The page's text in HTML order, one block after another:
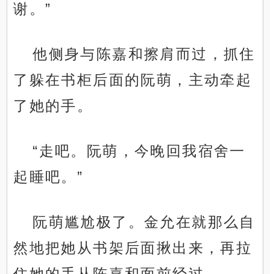
谢。”
他侧身与陈嘉和擦肩而过，抓住
了躲在书柜后面的阮萌，主动牵起
了她的手。
“走吧。阮萌，今晚回我宿舍一
起睡吧。”
阮萌尴尬极了。金允在就那么自
然地把她从书架后面揪出来，再拉